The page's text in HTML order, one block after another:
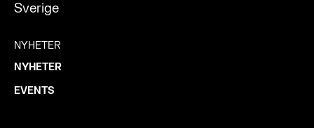
Sverige
NYHETER
NYHETER
EVENTS